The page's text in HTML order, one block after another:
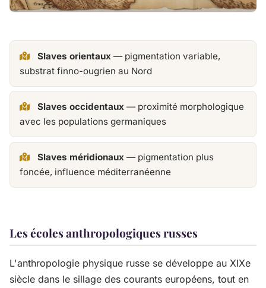
Slaves orientaux— pigmentation variable,
substrat finno-ougrien au Nord
Slaves occidentaux— proximité morphologique
avec les populations germaniques
Slaves méridionaux— pigmentation plus
foncée, influence méditerranéenne
Les écoles anthropologiques russes
L'anthropologie physique russe se développe au XIXe
siècle dans le sillage des courants européens, tout en